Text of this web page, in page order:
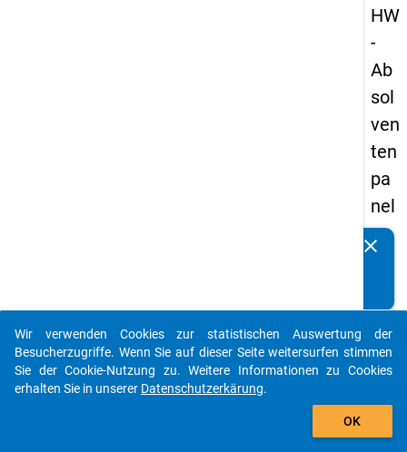
HW
-
Ab
sol
ven
ten
pa
nel
s
-
zw
eit
clear
auto_stories
add_shopping_cart
Wir verwenden Cookies zur statistischen Auswertung der
Besucherzugriffe. Wenn Sie auf dieser Seite weitersurfen stimmen
Sie der Cookie-Nutzung zu. Weitere Informationen zu Cookies
erhalten Sie in unserer Datenschutzerkärung.
OK